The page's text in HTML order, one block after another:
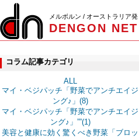
メルボルン / オーストラリア発
DENGON NET
コラム記事カテゴリ
ALL
マイ・ベジパッチ「野菜でアンチエイジ
ング♪」(8)
マイ・ベジパッチ「野菜でアンチエイジ
ング♪」””(1)
美容と健康に効く驚くべき野菜「ブロッ